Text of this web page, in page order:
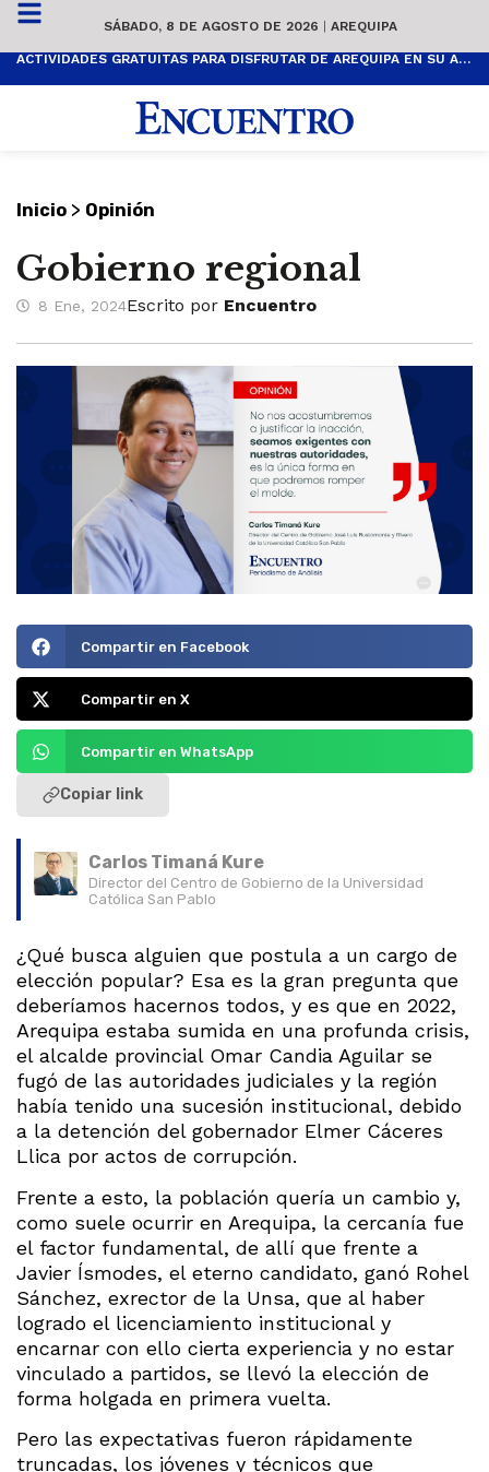
SÁBADO, 8 DE AGOSTO DE 2026 | AREQUIPA
ACTIVIDADES GRATUITAS PARA DISFRUTAR DE AREQUIPA EN SU ANIVERSARIO
Inicio > Opinión
Gobierno regional
8 Ene, 2024Escrito por Encuentro
Compartir en Facebook
Compartir en X
Compartir en WhatsApp
Copiar link
Carlos Timaná Kure
Director del Centro de Gobierno de la Universidad
Católica San Pablo
¿Qué busca alguien que postula a un cargo de
elección popular? Esa es la gran pregunta que
deberíamos hacernos todos, y es que en 2022,
Arequipa estaba sumida en una profunda crisis,
el alcalde provincial Omar Candia Aguilar se
fugó de las autoridades judiciales y la región
había tenido una sucesión institucional, debido
a la detención del gobernador Elmer Cáceres
Llica por actos de corrupción.
Frente a esto, la población quería un cambio y,
como suele ocurrir en Arequipa, la cercanía fue
el factor fundamental, de allí que frente a
Javier Ísmodes, el eterno candidato, ganó Rohel
Sánchez, exrector de la Unsa, que al haber
logrado el licenciamiento institucional y
encarnar con ello cierta experiencia y no estar
vinculado a partidos, se llevó la elección de
forma holgada en primera vuelta.
Pero las expectativas fueron rápidamente
truncadas, los jóvenes y técnicos que